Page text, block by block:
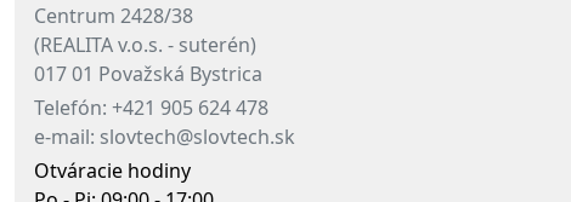
Centrum 2428/38
(REALITA v.o.s. - suterén)
017 01 Považská Bystrica
Telefón: +421 905 624 478
e-mail: slovtech@slovtech.sk
Otváracie hodiny